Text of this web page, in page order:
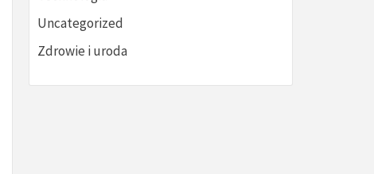
Uncategorized
Zdrowie i uroda